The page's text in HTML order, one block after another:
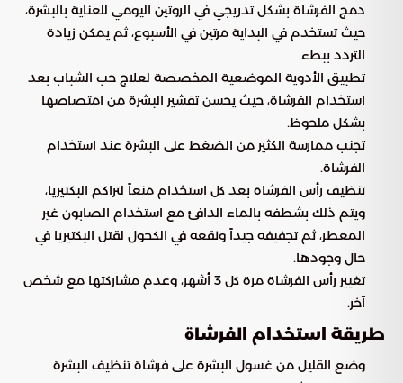
دمج الفرشاة بشكل تدريجي في الروتين اليومي للعناية بالبشرة،
حيث تستخدم في البداية مرتين في الأسبوع، ثم يمكن زيادة
التردد ببطء.
تطبيق الأدوية الموضعية المخصصة لعلاج حب الشباب بعد
استخدام الفرشاة، حيث يحسن تقشير البشرة من امتصاصها
بشكل ملحوظ.
تجنب ممارسة الكثير من الضغط على البشرة عند استخدام
الفرشاة.
تنظيف رأس الفرشاة بعد كل استخدام منعاً لتراكم البكتيريا،
ويتم ذلك بشطفه بالماء الدافئ مع استخدام الصابون غير
المعطر، ثم تجفيفه جيداً ونقعه في الكحول لقتل البكتيريا في
حال وجودها.
تغيير رأس الفرشاة مرة كل 3 أشهر، وعدم مشاركتها مع شخص
آخر.
طريقة استخدام الفرشاة
وضع القليل من غسول البشرة على فرشاة تنظيف البشرة